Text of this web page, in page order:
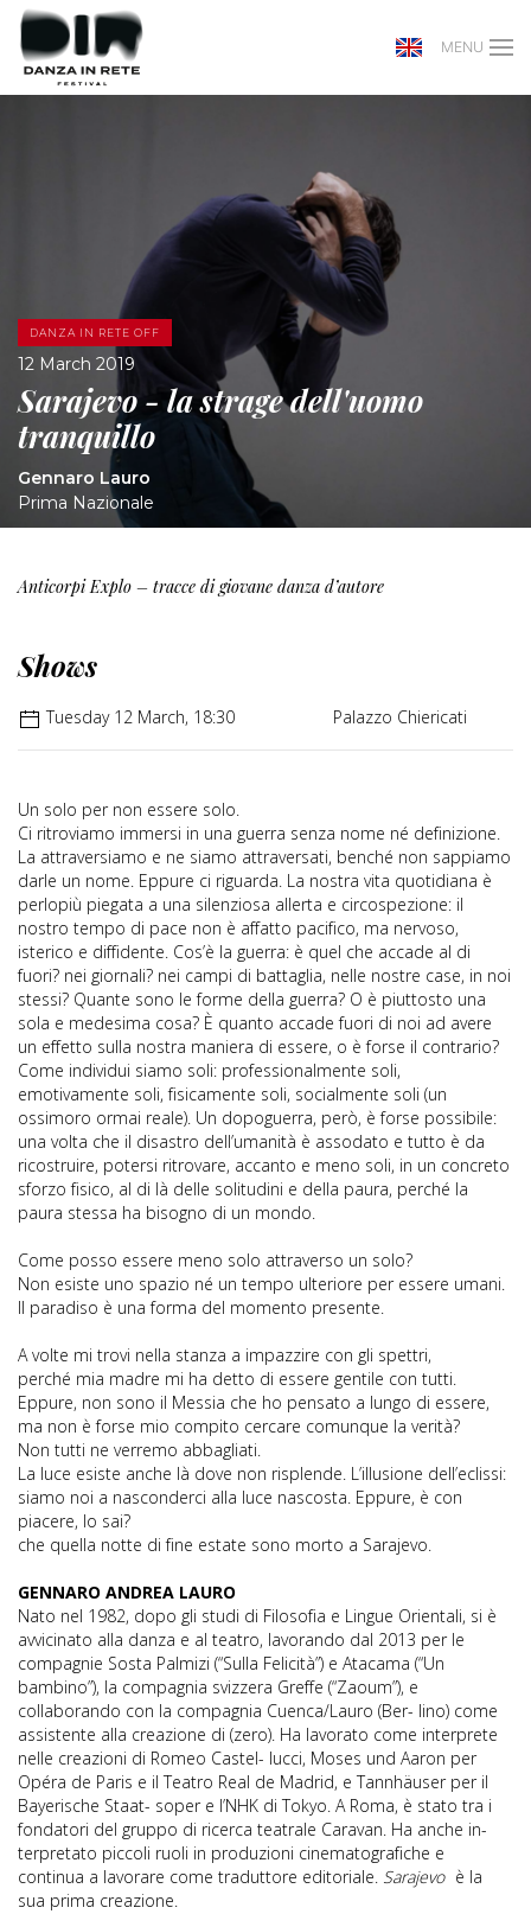
MENU
DANZA IN RETE OFF
12 March 2019
Sarajevo - la strage dell'uomo
tranquillo
Gennaro Lauro
Prima Nazionale
Anticorpi Explo – tracce di giovane danza d’autore
Shows
Tuesday 12 March, 18:30 Palazzo Chiericati
Un solo per non essere solo.
Ci ritroviamo immersi in una guerra senza nome né definizione.
La attraversiamo e ne siamo attraversati, benché non sappiamo
darle un nome. Eppure ci riguarda. La nostra vita quotidiana è
perlopiù piegata a una silenziosa allerta e circospezione: il
nostro tempo di pace non è affatto pacifico, ma nervoso,
isterico e diffidente. Cos’è la guerra: è quel che accade al di
fuori? nei giornali? nei campi di battaglia, nelle nostre case, in noi
stessi? Quante sono le forme della guerra? O è piuttosto una
sola e medesima cosa? È quanto accade fuori di noi ad avere
un effetto sulla nostra maniera di essere, o è forse il contrario?
Come individui siamo soli: professionalmente soli,
emotivamente soli, fisicamente soli, socialmente soli (un
ossimoro ormai reale). Un dopoguerra, però, è forse possibile:
una volta che il disastro dell’umanità è assodato e tutto è da
ricostruire, potersi ritrovare, accanto e meno soli, in un concreto
sforzo fisico, al di là delle solitudini e della paura, perché la
paura stessa ha bisogno di un mondo.
Come posso essere meno solo attraverso un solo?
Non esiste uno spazio né un tempo ulteriore per essere umani.
Il paradiso è una forma del momento presente.
A volte mi trovi nella stanza a impazzire con gli spettri,
perché mia madre mi ha detto di essere gentile con tutti.
Eppure, non sono il Messia che ho pensato a lungo di essere,
ma non è forse mio compito cercare comunque la verità?
Non tutti ne verremo abbagliati.
La luce esiste anche là dove non risplende. L’illusione dell’eclissi:
siamo noi a nasconderci alla luce nascosta. Eppure, è con
piacere, lo sai?
che quella notte di fine estate sono morto a Sarajevo.
GENNARO ANDREA LAURO
Nato nel 1982, dopo gli studi di Filosofia e Lingue Orientali, si è
avvicinato alla danza e al teatro, lavorando dal 2013 per le
compagnie Sosta Palmizi (“Sulla Felicità”) e Atacama (“Un
bambino”), la compagnia svizzera Greffe (“Zaoum”), e
collaborando con la compagnia Cuenca/Lauro (Ber- lino) come
assistente alla creazione di (zero). Ha lavorato come interprete
nelle creazioni di Romeo Castel- lucci, Moses und Aaron per
Opéra de Paris e il Teatro Real de Madrid, e Tannhäuser per il
Bayerische Staat- soper e l’NHK di Tokyo. A Roma, è stato tra i
fondatori del gruppo di ricerca teatrale Caravan. Ha anche in-
terpretato piccoli ruoli in produzioni cinematografiche e
continua a lavorare come traduttore editoriale. Sarajevo è la
sua prima creazione.